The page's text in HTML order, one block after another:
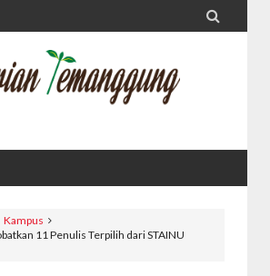

Kampus
11 Penulis Terpilih dari STAINU